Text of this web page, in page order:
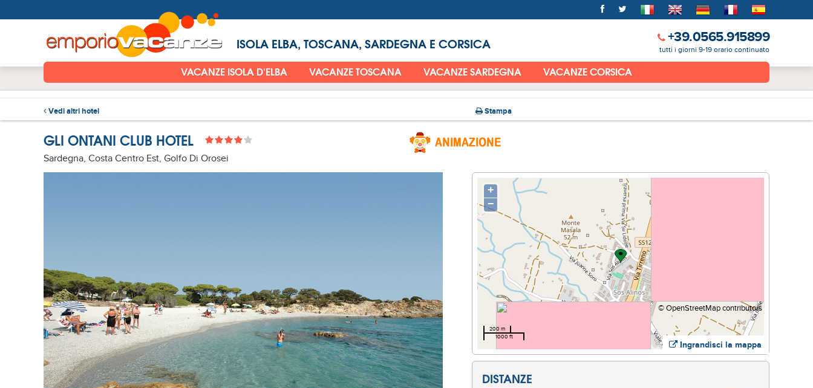
ISOLA ELBA, TOSCANA, SARDEGNA E CORSICA +39.0565.915899
tutti i giorni 9-19 orario continuato
VACANZE ISOLA D'ELBA VACANZE TOSCANA VACANZE SARDEGNA VACANZE CORSICA
Vedi altri hotel Stampa
GLI ONTANI CLUB HOTEL
Sardegna, Costa Centro Est, Golfo Di Orosei
Ingrandisci la mappa
+
−
©OpenStreetMapcontributors
200 m
1000 ft
DISTANZE